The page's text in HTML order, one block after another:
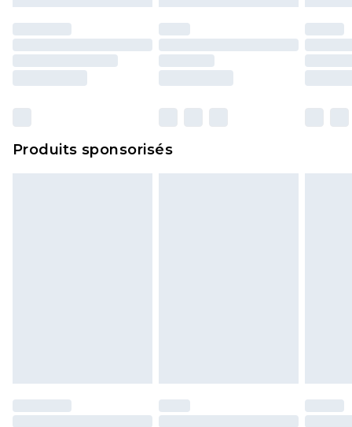
essayées en intérieur. Les articles pour la maison,
y compris le linge de lit, les matelas, les
surmatelas et les oreillers, doivent être inutilisés
n'affecte pas vos droits statutaires.
politique de retour.
Produits sponsorisés